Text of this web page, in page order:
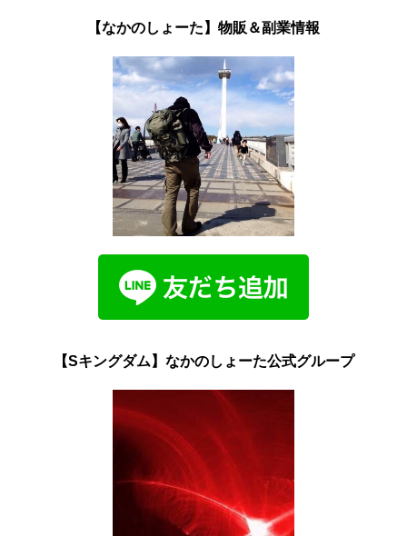
【なかのしょーた】物販＆副業情報
【Sキングダム】なかのしょーた公式グループ